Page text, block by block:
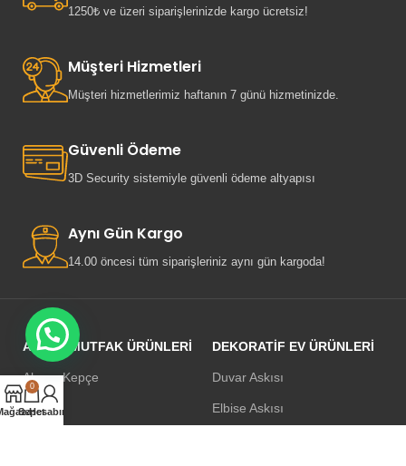
1250₺ ve üzeri siparişlerinizde kargo ücretsiz!
Müşteri Hizmetleri
Müşteri hizmetlerimiz haftanın 7 günü hizmetinizde.
Güvenli Ödeme
3D Security sistemiyle güvenli ödeme altyapısı
Aynı Gün Kargo
14.00 öncesi tüm siparişleriniz aynı gün kargoda!
AHŞAP MUTFAK ÜRÜNLERI
Ahşap Kepçe
Oklava
DEKORATIF EV ÜRÜNLERI
Duvar Askısı
Elbise Askısı
0
Sepet
Hesabım